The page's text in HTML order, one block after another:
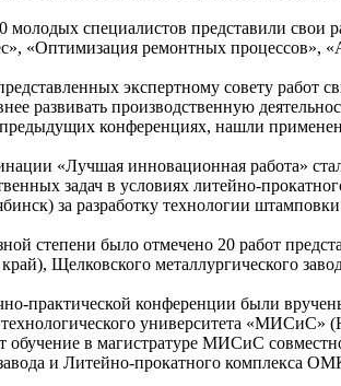
молодых специалистов представили свои
«Оптимизация ремонтных процессов»,
экспертному совету работ
развивать производственную
конференциях, нашли
«Лучшая инновационная работа»
задач в условиях литейно-
за разработку технологии
степени было отмечено 20 работ
Щелковского металлургического
практической конференции были
технологического университета
обучение в магистратуре МИСиС
и Литейно-прокатного комплекса